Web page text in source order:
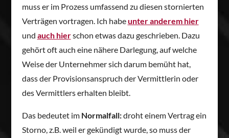
muss er im Prozess umfassend zu diesen stornierten
Verträgen vortragen. Ich habeunter anderem hier
und auch hierschon etwas dazu geschrieben. Dazu
gehört oft auch eine nähere Darlegung, auf welche
Weise der Unternehmer sich darum bemüht hat,
dass der Provisionsanspruch der Vermittlerin oder
des Vermittlers erhalten bleibt.
Das bedeutet imNormalfall:droht einem Vertrag ein
Storno, z.B. weil er gekündigt wurde, so muss der